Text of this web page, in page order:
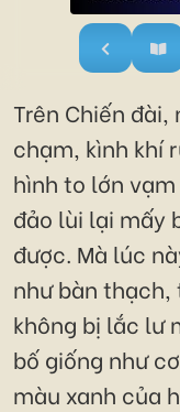
Trên Chiến
chạm, kình khí
hình to lớn
đảo lùi lại mấy
được. Mà lúc
như bàn thạch,
không bị lắc lư
bố giống như
màu xanh của